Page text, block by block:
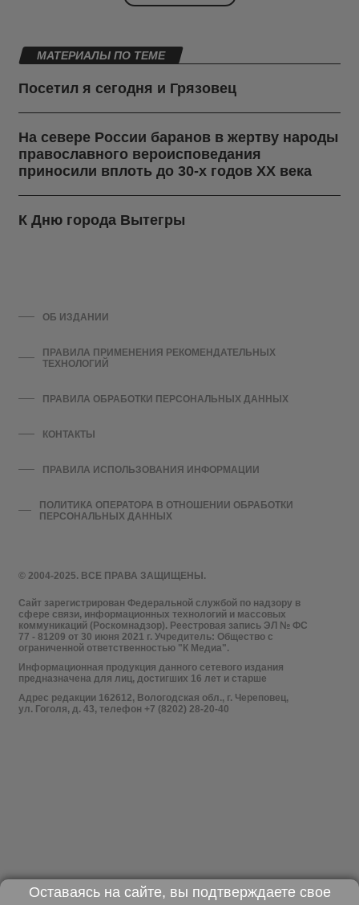
МАТЕРИАЛЫ ПО ТЕМЕ
Посетил я сегодня и Грязовец
На севере России баранов в жертву народы
православного вероисповедания
приносили вплоть до 30-х годов ХХ века
К Дню города Вытегры
© 2004-2025. ВСЕ ПРАВА ЗАЩИЩЕНЫ.
Сайт зарегистрирован Федеральной службой по надзору в
сфере связи, информационных технологий и массовых
коммуникаций (Роскомнадзор). Реестровая запись ЭЛ № ФС
77 - 81209 от 30 июня 2021 г. Учредитель: Общество с
ограниченной ответственностью "К Медиа".
Информационная продукция данного сетевого издания
предназначена для лиц, достигших 16 лет и старше
Адрес редакции 162612, Вологодская обл., г. Череповец,
ул. Гоголя, д. 43, телефон +7 (8202) 28-20-40
ОБ ИЗДАНИИ
ПРАВИЛА ПРИМЕНЕНИЯ РЕКОМЕНДАТЕЛЬНЫХ
ТЕХНОЛОГИЙ
ПРАВИЛА ОБРАБОТКИ ПЕРСОНАЛЬНЫХ ДАННЫХ
КОНТАКТЫ
ПРАВИЛА ИСПОЛЬЗОВАНИЯ ИНФОРМАЦИИ
ПОЛИТИКА ОПЕРАТОРА В ОТНОШЕНИИ ОБРАБОТКИ
ПЕРСОНАЛЬНЫХ ДАННЫХ
Оставаясь на сайте, вы подтверждаете свое